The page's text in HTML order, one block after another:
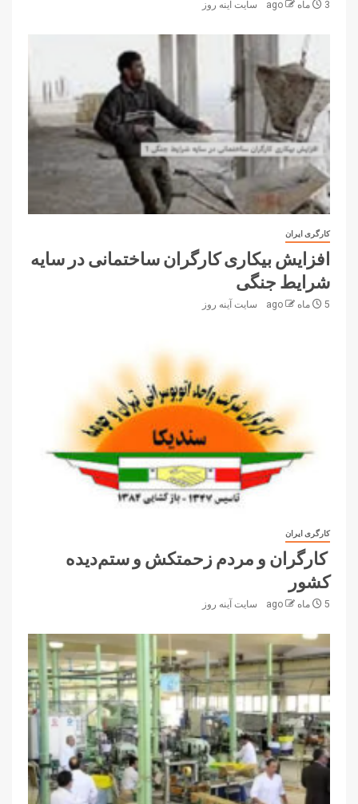
3 ماه ago سایت آینه‌ روز
کارگری ایران
افزایش بیکاری کارگران ساختمانی در سایه
شرایط جنگی
5 ماه ago سایت آینه‌ روز
کارگری ایران
کارگران و مردم زحمتکش و ستم‌دیده
کشور
5 ماه ago سایت آینه‌ روز